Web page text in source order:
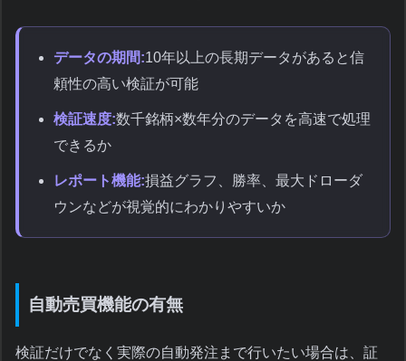
データの期間:10年以上の長期データがあると信
頼性の高い検証が可能
検証速度:数千銘柄×数年分のデータを高速で処理
できるか
レポート機能:損益グラフ、勝率、最大ドローダ
ウンなどが視覚的にわかりやすいか
自動売買機能の有無
検証だけでなく実際の自動発注まで行いたい場合は、証